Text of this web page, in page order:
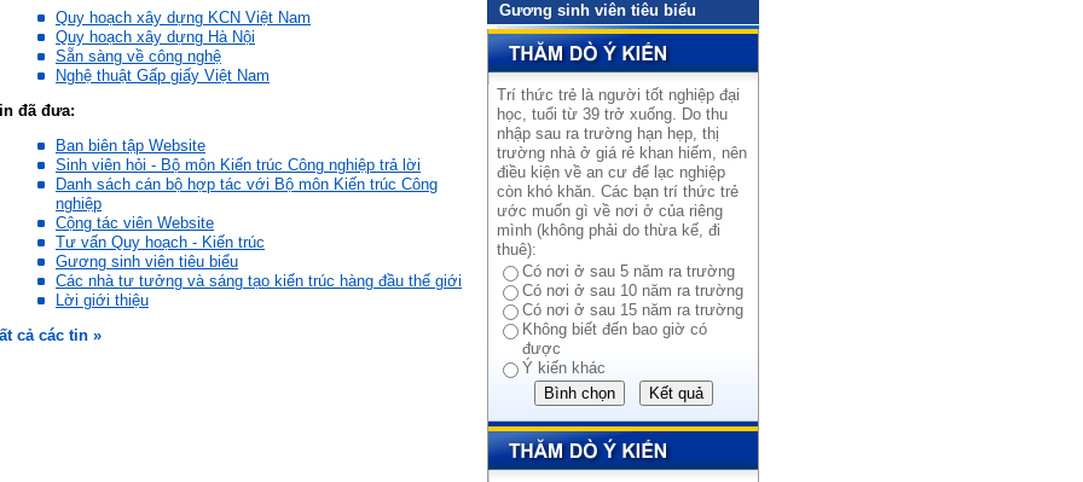
Quy hoạch xây dựng KCN Việt Nam
Quy hoạch xây dựng Hà Nội
Sẵn sàng về công nghệ
Nghệ thuật Gấp giấy Việt Nam
đã đưa:
Ban biên tập Website
Sinh viên hỏi - Bộ môn Kiến trúc Công nghiệp trả lời
Danh sách cán bộ hợp tác với Bộ môn Kiến trúc Công
nghiệp
Cộng tác viên Website
Tư vấn Quy hoạch - Kiến trúc
Gương sinh viên tiêu biểu
Các nhà tư tưởng và sáng tạo kiến trúc hàng đầu thế giới
Lời giới thiệu
cả các tin »
Gương sinh viên tiêu biểu
Trí thức trẻ là người tốt nghiệp đại
học, tuổi từ 39 trở xuống. Do thu
nhập sau ra trường hạn hẹp, thị
trường nhà ở giá rẻ khan hiếm, nên
điều kiện về an cư để lạc nghiệp
còn khó khăn. Các bạn trí thức trẻ
ước muốn gì về nơi ở của riêng
mình (không phải do thừa kế, đi
thuê):
Có nơi ở sau 5 năm ra trường
Có nơi ở sau 10 năm ra trường
Có nơi ở sau 15 năm ra trường
Không biết đến bao giờ có
được
Ý kiến khác